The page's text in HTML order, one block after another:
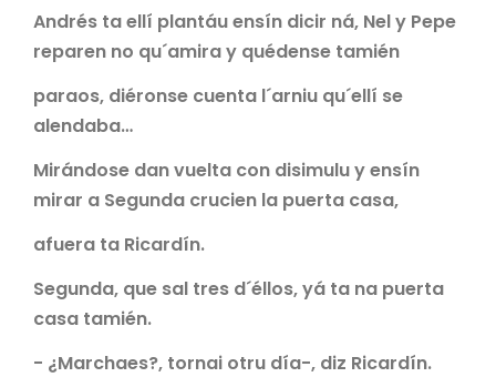
Andrés ta ellí plantáu ensín dicir ná, Nel y Pepe
reparen no qu´amira y quédense tamién
paraos, diéronse cuenta l´arniu qu´ellí se
alendaba…
Mirándose dan vuelta con disimulu y ensín
mirar a Segunda crucien la puerta casa,
afuera ta Ricardín.
Segunda, que sal tres d´éllos, yá ta na puerta
casa tamién.
- ¿Marchaes?, tornai otru día-, diz Ricardín.